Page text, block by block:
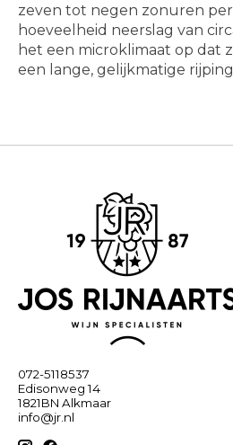
zeven tot negen zonuren
hoeveelheid neerslag van
het een microklimaat op dat
een lange, gelijkmatige
072-5118537
Edisonweg 14
1821BN Alkmaar
info@jr.nl